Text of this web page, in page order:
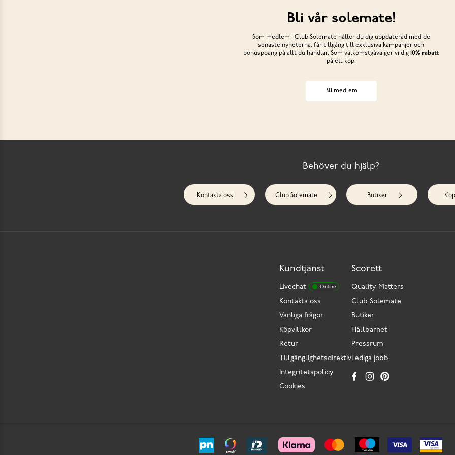
Bli vår solemate!
Som medlem i Club Solemate håller du dig uppdaterad med de
senaste nyheterna, får tillgång till exklusiva kampanjer och
bonuspoäng på allt du handlar. Som välkomstgåva ger vi dig 10% rabatt
på ett köp.
Bli medlem
Behöver du hjälp?
Kontakta oss Club Solemate Butiker
Kundtjänst
Livechat Online
Kontakta oss
Vanliga frågor
Köpvillkor
Retur
Tillgänglighetsdirektiv
Integritetspolicy
Cookies
Scorett
Quality Matters
Club Solemate
Butiker
Hållbarhet
Pressrum
Lediga jobb